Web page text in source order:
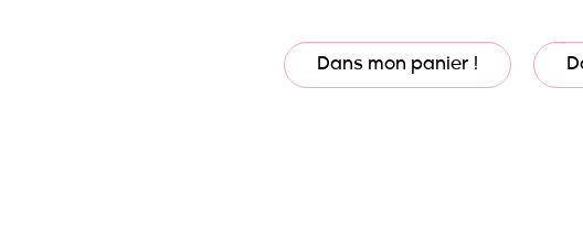
Dans mon panier !